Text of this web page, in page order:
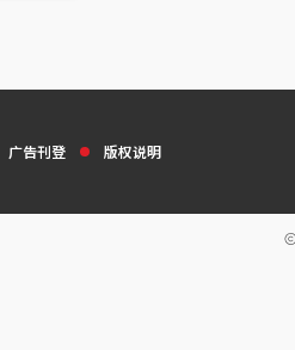
广告刊登 版权说明